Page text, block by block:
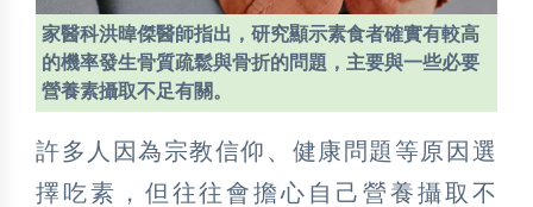
家醫科洪暐傑醫師指出，研究顯示素食者確實有較高
的機率發生骨質疏鬆與骨折的問題，主要與一些必要
營養素攝取不足有關。
許多人因為宗教信仰、健康問題等原因選
擇吃素，但往往會擔心自己營養攝取不